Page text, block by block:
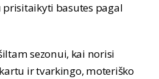
basutes pagal
sezonui, kai norisi
ir tvarkingo, moteriško